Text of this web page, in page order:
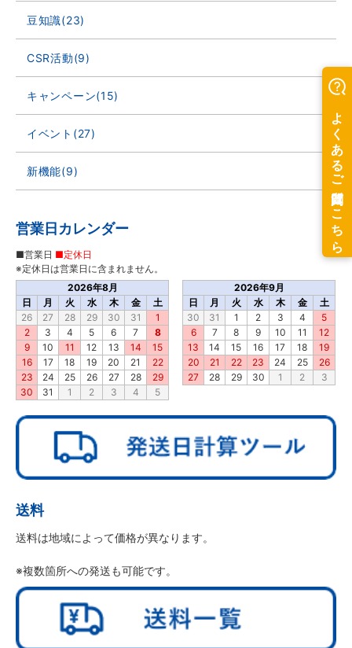
豆知識(23)
CSR活動(9)
キャンペーン(15)
イベント(27)
新機能(9)
営業日カレンダー
2026年8月
日
月 火 水 木 金
土
26
27 28 29 30 31
1
2
3 4 5 6 7
8
9
10 11 12 13 14
15
16
17 18 19 20 21
22
23
24 25 26 27 28
29
30
31 1 2 3 4 5
2026年9月
日
月 火 水 木 金
土
30
31 1 2 3 4
5
6
7 8 9 10 11
12
13
14 15 16 17 18
19
20
21 22 23 24 25
26
27
28 29 30 1 2 3
■営業日 ■定休日
※定休日は営業日に含まれません。
送料
送料は地域によって価格が異なります。
※複数箇所への発送も可能です。